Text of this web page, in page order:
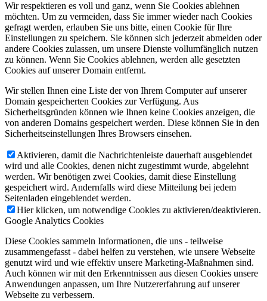
Wir respektieren es voll und ganz, wenn Sie Cookies ablehnen
möchten. Um zu vermeiden, dass Sie immer wieder nach Cookies
gefragt werden, erlauben Sie uns bitte, einen Cookie für Ihre
Einstellungen zu speichern. Sie können sich jederzeit abmelden oder
andere Cookies zulassen, um unsere Dienste vollumfänglich nutzen
zu können. Wenn Sie Cookies ablehnen, werden alle gesetzten
Cookies auf unserer Domain entfernt.
Wir stellen Ihnen eine Liste der von Ihrem Computer auf unserer
Domain gespeicherten Cookies zur Verfügung. Aus
Sicherheitsgründen können wie Ihnen keine Cookies anzeigen, die
von anderen Domains gespeichert werden. Diese können Sie in den
Sicherheitseinstellungen Ihres Browsers einsehen.
Aktivieren, damit die Nachrichtenleiste dauerhaft ausgeblendet
wird und alle Cookies, denen nicht zugestimmt wurde, abgelehnt
werden. Wir benötigen zwei Cookies, damit diese Einstellung
gespeichert wird. Andernfalls wird diese Mitteilung bei jedem
Seitenladen eingeblendet werden.
Hier klicken, um notwendige Cookies zu aktivieren/deaktivieren.
Google Analytics Cookies
Diese Cookies sammeln Informationen, die uns - teilweise
zusammengefasst - dabei helfen zu verstehen, wie unsere Webseite
genutzt wird und wie effektiv unsere Marketing-Maßnahmen sind.
Auch können wir mit den Erkenntnissen aus diesen Cookies unsere
Anwendungen anpassen, um Ihre Nutzererfahrung auf unserer
Webseite zu verbessern.